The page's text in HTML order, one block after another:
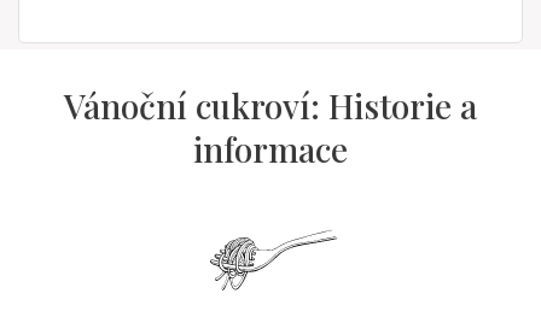
Vánoční cukroví: Historie a
informace